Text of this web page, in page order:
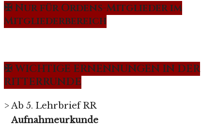
✠ Nur für Ordens-Mitglieder im
Mitgliederbereich
✠ WICHTIGE ERNENNUNGEN IN DER
RITTERRUNDE
> Ab 5. Lehrbrief RR
Aufnahmeurkunde